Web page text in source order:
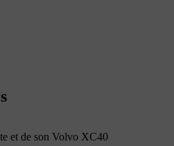
et de son Volvo XC40